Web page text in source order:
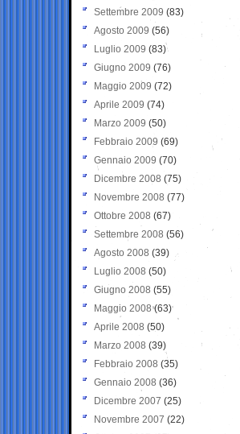
Settembre 2009 (83)
Agosto 2009 (56)
Luglio 2009 (83)
Giugno 2009 (76)
Maggio 2009 (72)
Aprile 2009 (74)
Marzo 2009 (50)
Febbraio 2009 (69)
Gennaio 2009 (70)
Dicembre 2008 (75)
Novembre 2008 (77)
Ottobre 2008 (67)
Settembre 2008 (56)
Agosto 2008 (39)
Luglio 2008 (50)
Giugno 2008 (55)
Maggio 2008(63)
Aprile 2008 (50)
Marzo 2008 (39)
Febbraio 2008 (35)
Gennaio 2008 (36)
Dicembre 2007 (25)
Novembre 2007 (22)